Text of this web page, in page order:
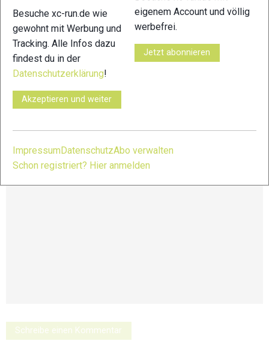
100 km 5602 hm
50 km 2686 hm
25 km 1284 hm
Run Through Trails Morzine
Schreibe einen Kommentar
Besuche xc-run.de wie
gewohnt mit Werbung und
Tracking. Alle Infos dazu
findest du in der
Datenschutzerklärung!
Akzeptieren und weiter
eigenem Account und völlig
werbefrei.
Jetzt abonnieren
Impressum DatenschutzAbo verwalten
Schon registriert? Hier anmelden